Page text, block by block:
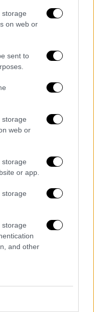
storage
on web or
sent to
storage
web or
storage
or app.
storage
storage
and other
στα
στη